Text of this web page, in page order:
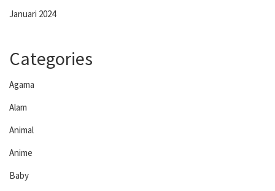
Januari 2024
Categories
Agama
Alam
Animal
Anime
Baby